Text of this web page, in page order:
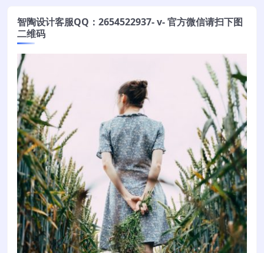
智陶设计客服QQ：2654522937- v- 官方微信请扫下图
二维码